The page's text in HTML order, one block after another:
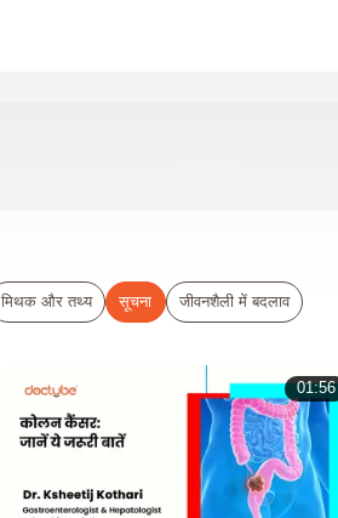
मिथक और तथ्य सूचना जीवनशैली में बदलाव
01:56